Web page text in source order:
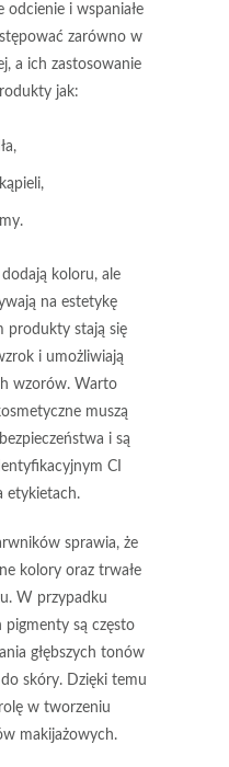
odcienie i wspaniałe
zarówno w
a ich zastosowanie
jak:
dodają koloru, ale
na estetykę
produkty stają się
i umożliwiają
wzorów. Warto
muszą
i są
CI
etykietach.
sprawia, że
kolory oraz trwałe
W przypadku
pigmentysą często
głębszych tonów
skóry. Dzięki temu
w tworzeniu
makijażowych.